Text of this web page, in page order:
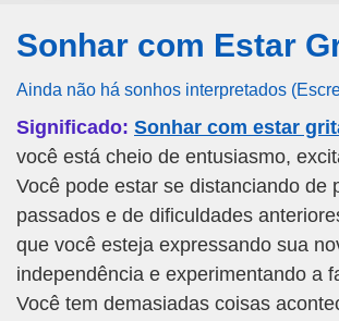
Sonhar com Estar
Ainda não há sonhos interpretados
Significado: Sonhar com estar
você está cheio de entusiasmo,
Você pode estar se distanciando de
passados e de dificuldades
que você esteja expressando sua
independência e experimentando a
Você tem demasiadas coisas